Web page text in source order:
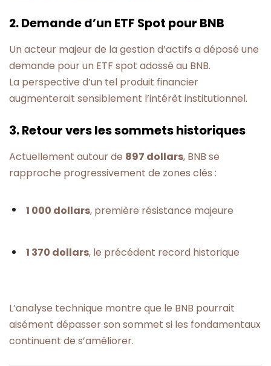
2. Demande d’un ETF Spot pour BNB
Un acteur majeur de la gestion d’actifs a déposé une
demande pour un ETF spot adossé au BNB.
La perspective d’un tel produit financier
augmenterait sensiblement l’intérêt institutionnel.
3. Retour vers les sommets historiques
Actuellement autour de 897 dollars, BNB se
rapproche progressivement de zones clés :
1 000 dollars, première résistance majeure
1 370 dollars, le précédent record historique
L’analyse technique montre que le BNB pourrait
aisément dépasser son sommet si les fondamentaux
continuent de s’améliorer.